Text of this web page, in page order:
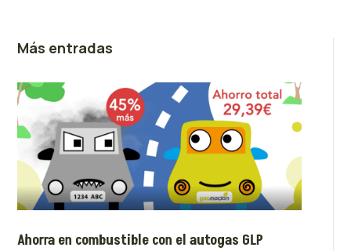
Más entradas
Ahorra en combustible con el autogas GLP